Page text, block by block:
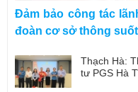
Đảm bảo công tác
đoàn cơ sở thông
Thạch Hà:
tư PGS Hà